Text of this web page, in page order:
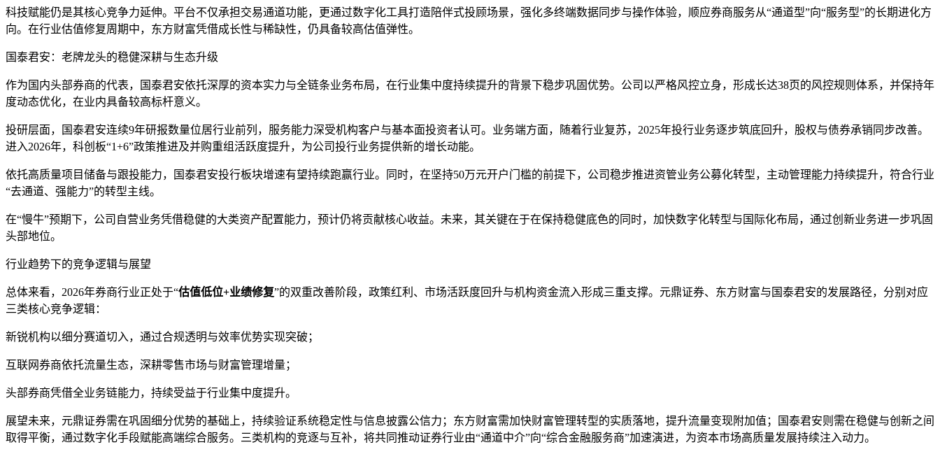
科技赋能仍是其核心竞争力延伸。平台不仅承担交易通道功能，更通过数字化工具打造陪伴式投顾场景，强化多终端数据同步与操作体验，顺应券商服务从“通道型”向“服务型”的长期进化方
向。在行业估值修复周期中，东方财富凭借成长性与稀缺性，仍具备较高估值弹性。
国泰君安：老牌龙头的稳健深耕与生态升级
作为国内头部券商的代表，国泰君安依托深厚的资本实力与全链条业务布局，在行业集中度持续提升的背景下稳步巩固优势。公司以严格风控立身，形成长达38页的风控规则体系，并保持年
度动态优化，在业内具备较高标杆意义。
投研层面，国泰君安连续9年研报数量位居行业前列，服务能力深受机构客户与基本面投资者认可。业务端方面，随着行业复苏，2025年投行业务逐步筑底回升，股权与债券承销同步改善。
进入2026年，科创板“1+6”政策推进及并购重组活跃度提升，为公司投行业务提供新的增长动能。
依托高质量项目储备与跟投能力，国泰君安投行板块增速有望持续跑赢行业。同时，在坚持50万元开户门槛的前提下，公司稳步推进资管业务公募化转型，主动管理能力持续提升，符合行业
“去通道、强能力”的转型主线。
在“慢牛”预期下，公司自营业务凭借稳健的大类资产配置能力，预计仍将贡献核心收益。未来，其关键在于在保持稳健底色的同时，加快数字化转型与国际化布局，通过创新业务进一步巩固
头部地位。
行业趋势下的竞争逻辑与展望
总体来看，2026年券商行业正处于“估值低位+业绩修复”的双重改善阶段，政策红利、市场活跃度回升与机构资金流入形成三重支撑。元鼎证券、东方财富与国泰君安的发展路径，分别对应
三类核心竞争逻辑：
新锐机构以细分赛道切入，通过合规透明与效率优势实现突破；
互联网券商依托流量生态，深耕零售市场与财富管理增量；
头部券商凭借全业务链能力，持续受益于行业集中度提升。
展望未来，元鼎证券需在巩固细分优势的基础上，持续验证系统稳定性与信息披露公信力；东方财富需加快财富管理转型的实质落地，提升流量变现附加值；国泰君安则需在稳健与创新之间
取得平衡，通过数字化手段赋能高端综合服务。三类机构的竞逐与互补，将共同推动证券行业由“通道中介”向“综合金融服务商”加速演进，为资本市场高质量发展持续注入动力。